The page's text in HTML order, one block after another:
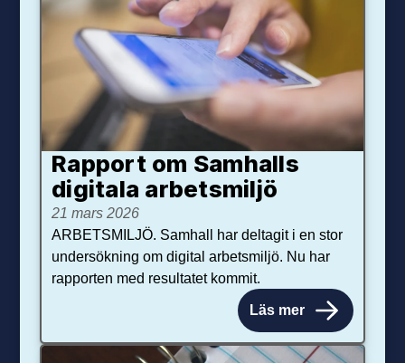
Rapport om Samhalls
digitala arbetsmiljö
21 mars 2026
ARBETSMILJÖ. Samhall har deltagit i en stor
undersökning om digital arbetsmiljö. Nu har
rapporten med resultatet kommit.
Läs mer